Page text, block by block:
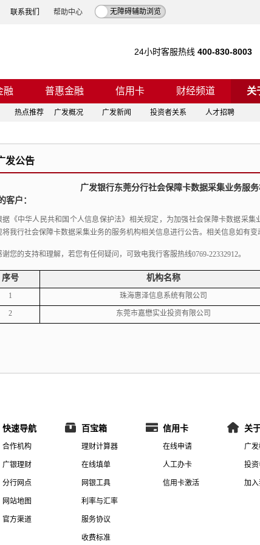
联系我们 帮助中心 无障碍辅助浏览
24小时客服热线 400-830-8003
融 普惠金融 信用卡 财经频道 关
热点推荐 广发概况 广发新闻 投资者关系 人才招聘
发公告
广发银行东莞分行社会保障卡数据采集业务服
客户：
据《中华人民共和国个人信息保护法》相关规定， 为加强社会保障卡数据采集
将我行社会保障卡数据采集业务的服务机构相关信息进行公告。 相关信息如有变
谢您的支持和理解，若您有任何疑问，可致电我行客服热线0769-22332912。
序号 机构名称
1 珠海惠泽信息系统有限公司
2 东莞市嘉懋实业投资有限公司
快速导航
合作机构
广银理财
分行网点
网站地图
官方渠道
百宝箱
理财计算器
在线填单
网银工具
利率与汇率
服务协议
收费标准
信用卡
在线申请
人工办卡
信用卡激活
关
广
投资
加入